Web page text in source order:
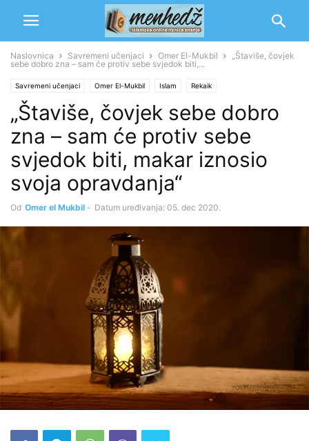
Naslovnica Savremeni učenjaci Omer El-Mukbil
„Štaviše, čovjek
sebe dobro zna – sam će protiv sebe svjedok biti,...
Savremeni učenjaci Omer El-Mukbil Islam Rekaik
„Štaviše, čovjek sebe dobro
zna – sam će protiv sebe
svjedok biti, makar iznosio
svoja opravdanja“
Od Omer el Mukbil - Datum uređivanja: 05. dec 2020.